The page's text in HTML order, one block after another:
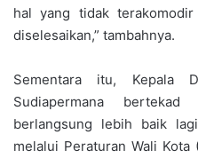
hal yang tidak
diselesaikan,” tambahnya.
Sementara itu, Kepala
Sudiapermana
berlangsung lebih baik
melalui Peraturan Wali Kota